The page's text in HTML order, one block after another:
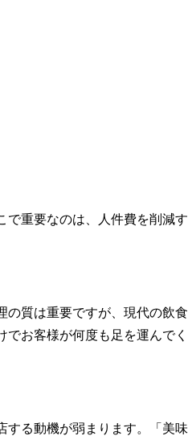
で重要なのは、人件費を削減す
の質は重要ですが、現代の飲食
お客様が何度も足を運んでく
する動機が弱まります。「美味